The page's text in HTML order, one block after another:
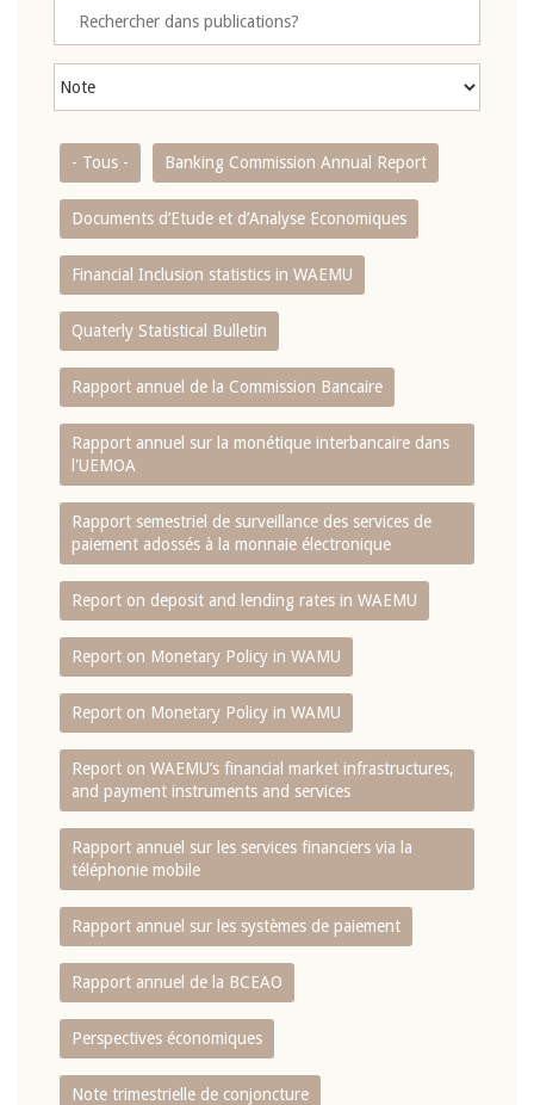
- Tous - Banking Commission Annual Report
Documents d’Etude et d’Analyse Economiques
Financial Inclusion statistics in WAEMU
Quaterly Statistical Bulletin
Rapport annuel de la Commission Bancaire
Rapport annuel sur la monétique interbancaire dans
l'UEMOA
Rapport semestriel de surveillance des services de
paiement adossés à la monnaie électronique
Report on deposit and lending rates in WAEMU
Report on Monetary Policy in WAMU
Report on Monetary Policy in WAMU
Report on WAEMU’s financial market infrastructures,
and payment instruments and services
Rapport annuel sur les services financiers via la
téléphonie mobile
Rapport annuel sur les systèmes de paiement
Rapport annuel de la BCEAO
Perspectives économiques
Note trimestrielle de conjoncture